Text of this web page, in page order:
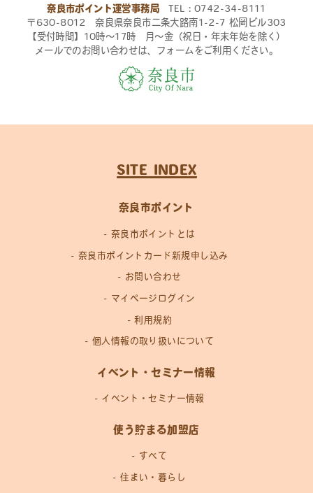
奈良市ポイント運営事務局 TEL：0742-34-8111
〒630-8012 奈良県奈良市二条大路南1-2-7 松岡ビル303
【受付時間】10時〜17時 月〜金（祝日・年末年始を除く）
メールでのお問い合わせは、フォームをご利用ください。
SITE INDEX
奈良市ポイント
奈良市ポイントとは
奈良市ポイントカード新規申し込み
お問い合わせ
マイページログイン
利用規約
個人情報の取り扱いについて
イベント・セミナー情報
イベント・セミナー情報
使う貯まる加盟店
すべて
住まい・暮らし